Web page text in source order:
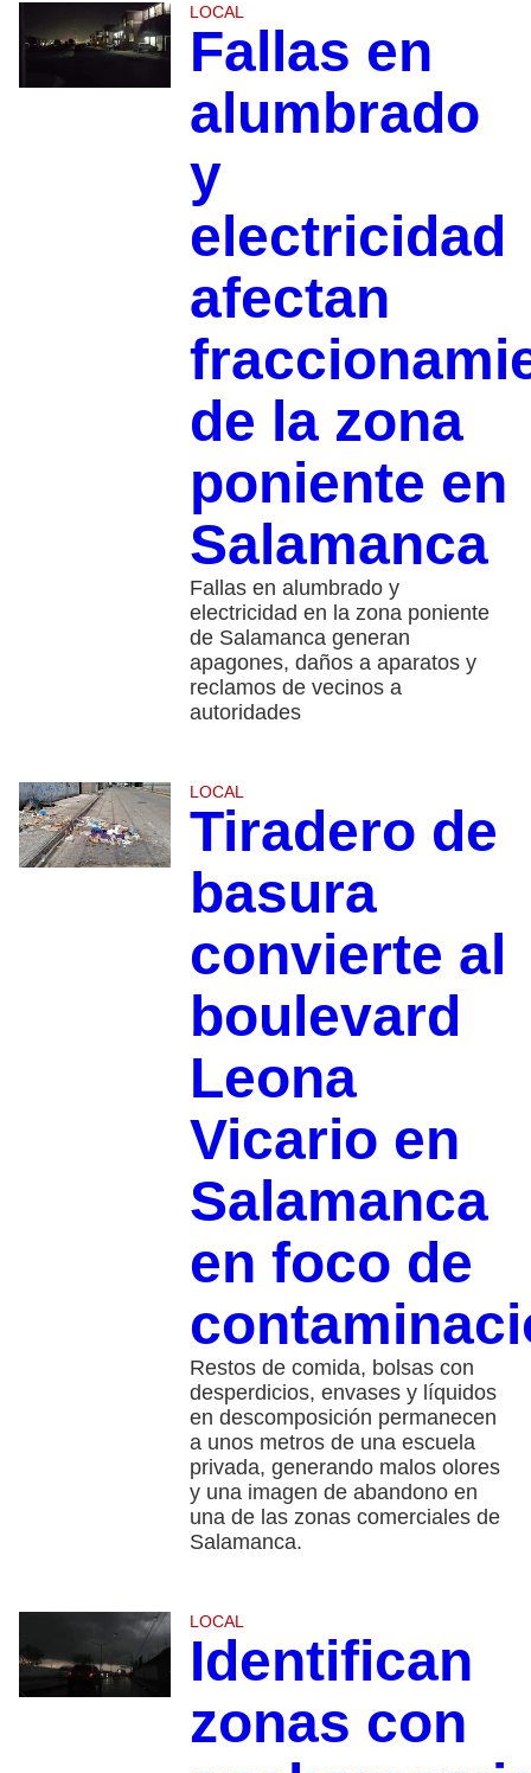
LOCAL
Fallas en
alumbrado
y
electricidad
afectan
de la zona
poniente en
Salamanca
Fallas en alumbrado y
electricidad en la zona poniente
de Salamanca generan
apagones, daños a aparatos y
reclamos de vecinos a
autoridades
LOCAL
Tiradero de
basura
convierte al
boulevard
Leona
Vicario en
Salamanca
en foco de
Restos de comida, bolsas con
desperdicios, envases y líquidos
en descomposición permanecen
a unos metros de una escuela
privada, generando malos olores
y una imagen de abandono en
una de las zonas comerciales de
Salamanca.
LOCAL
Identifican
zonas con